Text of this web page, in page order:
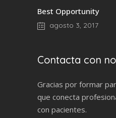
Best Opportunity
agosto 3, 2017
Contacta con
Gracias por formar
que conecta
con pacientes.